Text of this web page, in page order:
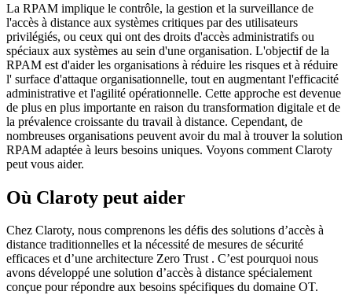
La RPAM implique le contrôle, la gestion et la surveillance de
l'accès à distance aux systèmes critiques par des utilisateurs
privilégiés, ou ceux qui ont des droits d'accès administratifs ou
spéciaux aux systèmes au sein d'une organisation. L'objectif de la
RPAM est d'aider les organisations à réduire les risques et à réduire
l' surface d'attaque organisationnelle, tout en augmentant l'efficacité
administrative et l'agilité opérationnelle. Cette approche est devenue
de plus en plus importante en raison du transformation digitale et de
la prévalence croissante du travail à distance. Cependant, de
nombreuses organisations peuvent avoir du mal à trouver la solution
RPAM adaptée à leurs besoins uniques. Voyons comment Claroty
peut vous aider.
Où Claroty peut aider
Chez Claroty, nous comprenons les défis des solutions d’accès à
distance traditionnelles et la nécessité de mesures de sécurité
efficaces et d’une architecture Zero Trust . C’est pourquoi nous
avons développé une solution d’accès à distance spécialement
conçue pour répondre aux besoins spécifiques du domaine OT.